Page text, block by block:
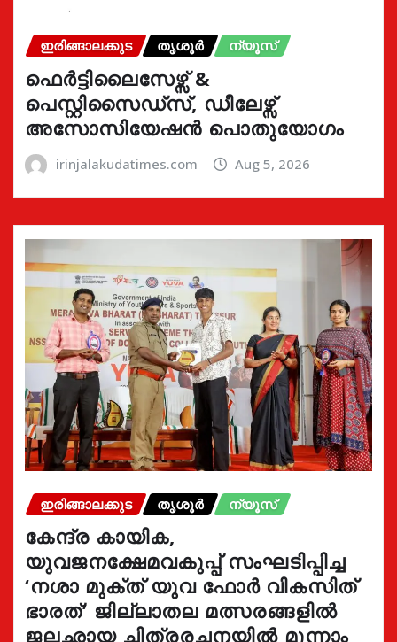
ഇരിങ്ങാലക്കുട തൃശൂർ ന്യൂസ്
ഫെർട്ടിലൈസേഴ്സ് &
പെസ്റ്റിസൈഡ്സ്, ഡീലേഴ്സ്
അസോസിയേഷൻ പൊതുയോഗം
irinjalakudatimes.com Aug 5, 2026
ഇരിങ്ങാലക്കുട തൃശൂർ ന്യൂസ്
കേന്ദ്ര കായിക,
യുവജനക്ഷേമവകുപ്പ് സംഘടിപ്പിച്ച
‘നശാ മുക്ത് യുവ ഫോർ വികസിത്
ഭാരത്’ ജില്ലാതല മത്സരങ്ങളിൽ
ജലഛായ ചിത്രരചനയിൽ മൂന്നാം